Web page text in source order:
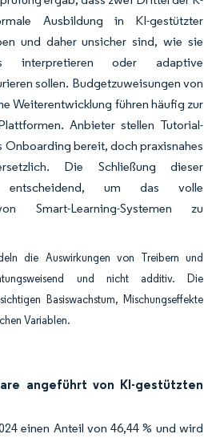
Ausbildung in KI-gestützter
und daher unsicher sind, wie sie
interpretieren oder adaptive
sollen. Budgetzuweisungen von
Weiterentwicklung führen häufig zur
Anbieter stellen Tutorial-
bereit, doch praxisnahes
Die Schließung dieser
entscheidend, um das volle
Smart-Learning-Systemen zu
die Auswirkungen von Treibern und
und nicht additiv. Die
Basiswachstum, Mischungseffekte
Variablen.
angeführt von KI-gestützten
einen Anteil von 46,44 % und wird